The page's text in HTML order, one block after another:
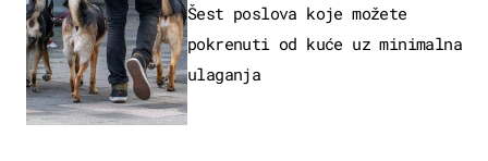
Šest poslova koje možete
pokrenuti od kuće uz minimalna
ulaganja